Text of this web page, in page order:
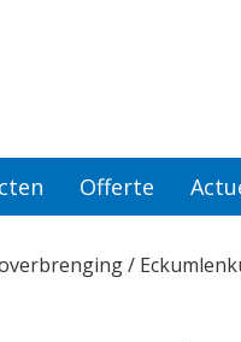
Offerte
/